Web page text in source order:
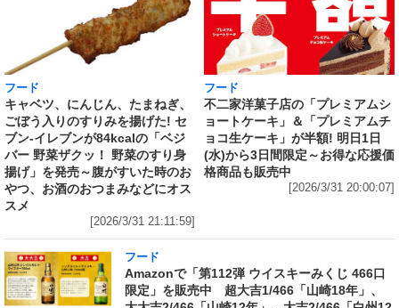
フード
キャベツ、にんじん、たまねぎ、
ごぼう入りのすりみを揚げた! セ
ブン‐イレブンが84kcalの「ベジ
バー 野菜ザクッ！ 野菜のすり身
揚げ」を発売～腹がすいた時のお
やつ、お酒のおつまみなどにオス
スメ
[2026/3/31 21:11:59]
フード
不二家洋菓子店の「プレミアムシ
ョートケーキ」＆「プレミアムチ
ョコ生ケーキ」が半額! 明日1日
(水)から3日間限定～お得な応援価
格商品も販売中
[2026/3/31 20:00:07]
フード
Amazonで「第112弾 ウイスキーみくじ 466口
限定」を販売中 超大吉1/466「山崎18年」、